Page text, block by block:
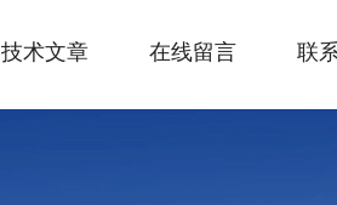
技术文章 在线留言 联